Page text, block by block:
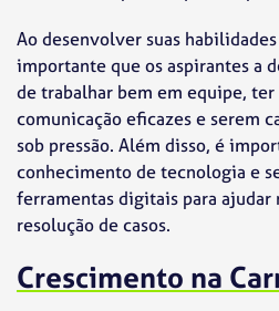
Ao desenvolver suas
importante que os aspirantes a
de trabalhar bem em equipe,
comunicação eficazes e serem
sob pressão. Além disso, é
conhecimento de tecnologia e
ferramentas digitais para ajudar
resolução de casos.
Crescimento na